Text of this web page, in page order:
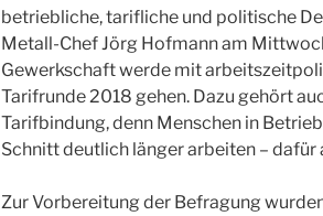
betriebliche, tarifliche und politische
Metall-Chef Jörg Hofmann am
Gewerkschaft werde mit
Tarifrunde 2018 gehen. Dazu gehört
Tarifbindung, denn Menschen in
Schnitt deutlich länger arbeiten – dafür
Zur Vorbereitung der Befragung